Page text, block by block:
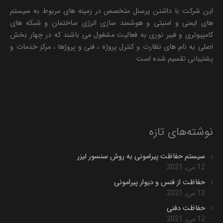
این شرکت با داشتن پرسنل متخصص در زمینه های مربوط به سیستم
های ایمنی و امنیتی و هوشمند سازی انرژی ساختمان و شبکه های
کامپیوتری و فیبر نوری به فعالیت مشغول می باشند که در چهار بخش
اصلی به نام های نظارت و کنترل پروژه ، فنی و پروژها ، مرکز خدمات و
پشتیبانی تقسیم شده است .
نوشته‌های تازه
سیستم حفاظت پیرامونی به روش سنسور لیزر
12 می, 2021
حفاظت از فنس و دیوار پیرامونی
12 می, 2021
حفاظت دفنی
12 می, 2021